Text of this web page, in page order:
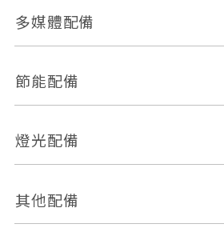
ABS防鎖死
車道偏離警示
自動停車系統
倒車雷達
皮椅
多媒體配備
外部音源接入
節能配備
引擎啟閉系統
燈光配備
感應頭燈
其他配備